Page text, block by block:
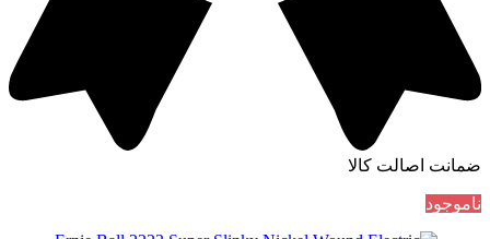
ضمانت اصالت کالا
ناموجود